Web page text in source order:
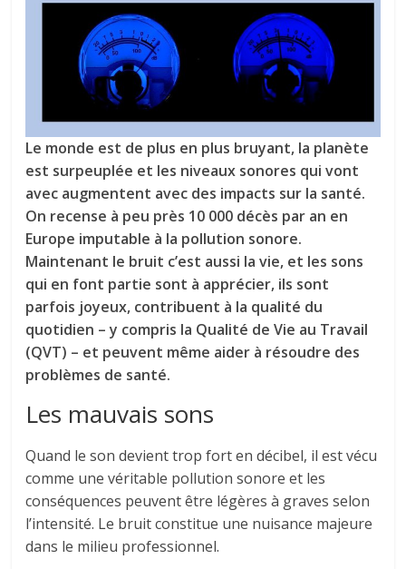
Le monde est de plus en plus bruyant, la planète
est surpeuplée et les niveaux sonores qui vont
avec augmentent avec des impacts sur la santé.
On recense à peu près 10 000 décès par an en
Europe imputable à la pollution sonore.
Maintenant le bruit c’est aussi la vie, et les sons
qui en font partie sont à apprécier, ils sont
parfois joyeux, contribuent à la qualité du
quotidien – y compris la Qualité de Vie au Travail
(QVT) – et peuvent même aider à résoudre des
problèmes de santé.
Les mauvais sons
Quand le son devient trop fort en décibel, il est vécu
comme une véritable pollution sonore et les
conséquences peuvent être légères à graves selon
l’intensité. Le bruit constitue une nuisance majeure
dans le milieu professionnel.